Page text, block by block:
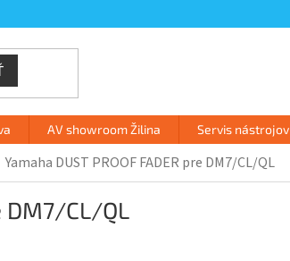
AV showroom Žilina Servis nástrojov
Yamaha DUST PROOF FADER pre DM7/CL/QL
DM7/CL/QL